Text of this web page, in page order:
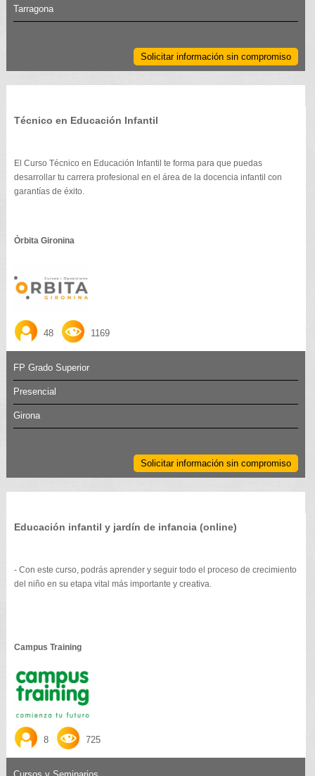
Tarragona
Solicitar información sin compromiso
Técnico en Educación Infantil
El Curso Técnico en Educación Infantil te forma para que puedas
desarrollar tu carrera profesional en el área de la docencia infantil con
garantías de éxito.
Òrbita Gironina
48 1169
FP Grado Superior
Presencial
Girona
Solicitar información sin compromiso
Educación infantil y jardín de infancia (online)
- Con este curso, podrás aprender y seguir todo el proceso de crecimiento
del niño en su etapa vital más importante y creativa.
Campus Training
8 725